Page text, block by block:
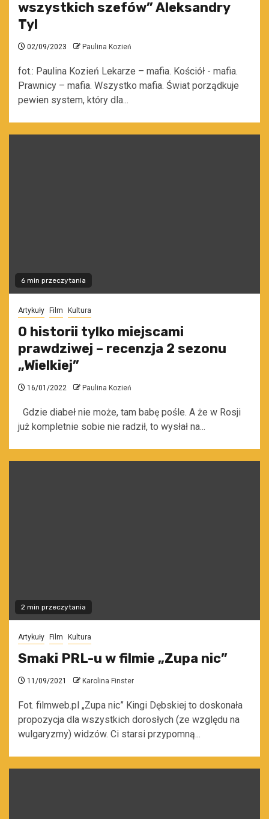
wszystkich szefów” Aleksandry
Tyl
02/09/2023 Paulina Kozień
fot.: Paulina Kozień Lekarze – mafia. Kościół - mafia.
Prawnicy – mafia. Wszystko mafia. Świat porządkuje
pewien system, który dla...
6 min przeczytania
Artykuły Film Kultura
O historii tylko miejscami
prawdziwej – recenzja 2 sezonu
„Wielkiej”
16/01/2022 Paulina Kozień
Gdzie diabeł nie może, tam babę pośle. A że w Rosji
już kompletnie sobie nie radził, to wysłał na...
2 min przeczytania
Artykuły Film Kultura
Smaki PRL-u w filmie „Zupa nic”
11/09/2021 Karolina Finster
Fot. filmweb.pl „Zupa nic” Kingi Dębskiej to doskonała
propozycja dla wszystkich dorosłych (ze względu na
wulgaryzmy) widzów. Ci starsi przypomną...